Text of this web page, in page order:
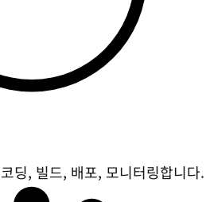
딩, 빌드, 배포, 모니터링합니다.